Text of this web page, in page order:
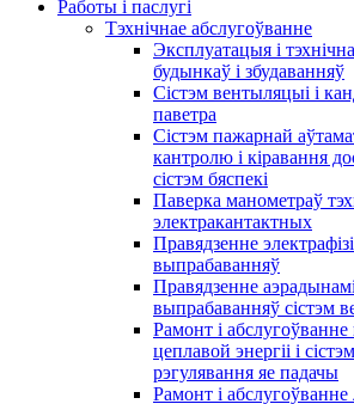
Работы і паслугі
Тэхнічнае абслугоўванне
Эксплуатацыя і
будынкаў і збудаванняў
Сістэм вентыляцыі і
паветра
Сістэм пажарнай
кантролю і кіравання
сістэм бяспекі
Паверка манометраў
электракантактных
Правядзенне
выпрабаванняў
Правядзенне
выпрабаванняў сістэм
Рамонт і
цеплавой энергіі і
рэгулявання яе падачы
Рамонт і абслугоўванне